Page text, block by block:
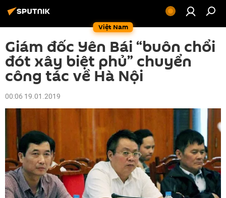
Việt Nam
Giám đốc Yên Bái “buôn chổi
đót xây biệt phủ” chuyển
công tác về Hà Nội
00:06 19.01.2019